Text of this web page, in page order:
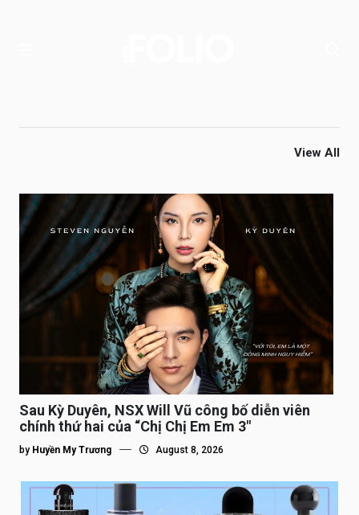
View All
Sau Kỳ Duyên, NSX Will Vũ công bố diễn viên
chính thứ hai của “Chị Chị Em Em 3″
by Huyền My Trương August 8, 2026